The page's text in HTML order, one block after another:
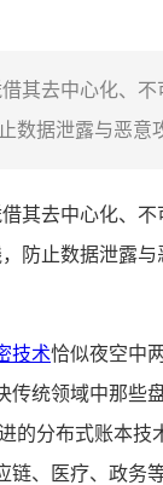
其去中心化、
据泄露与恶
其去中心化、
防止数据泄露
技术恰似夜空中
统领域中那
分布式账本
、医疗、政